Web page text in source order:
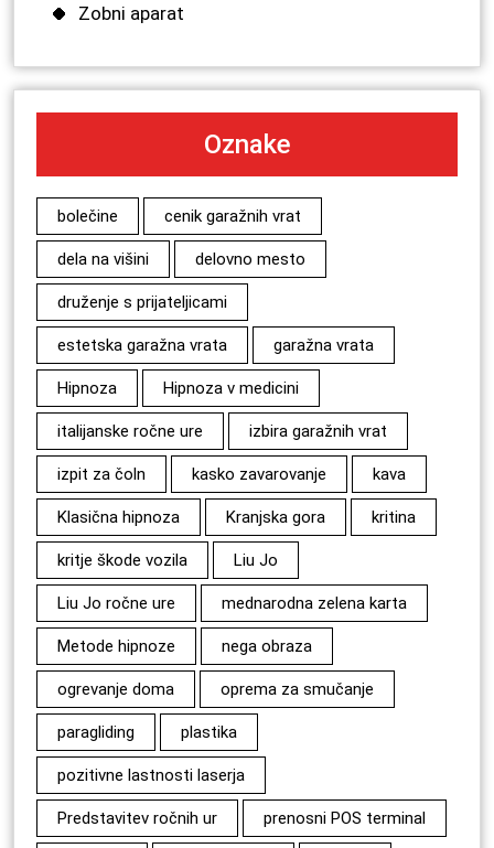
Zobni aparat
Oznake
bolečine cenik garažnih vrat
dela na višini delovno mesto
druženje s prijateljicami
estetska garažna vrata garažna vrata
Hipnoza Hipnoza v medicini
italijanske ročne ure izbira garažnih vrat
izpit za čoln kasko zavarovanje kava
Klasična hipnoza Kranjska gora kritina
kritje škode vozila Liu Jo
Liu Jo ročne ure mednarodna zelena karta
Metode hipnoze nega obraza
ogrevanje doma oprema za smučanje
paragliding plastika
pozitivne lastnosti laserja
Predstavitev ročnih ur prenosni POS terminal